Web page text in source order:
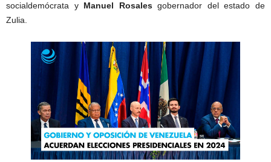
socialdemócrata y Manuel Rosalesgobernador del estado de
Zulia.